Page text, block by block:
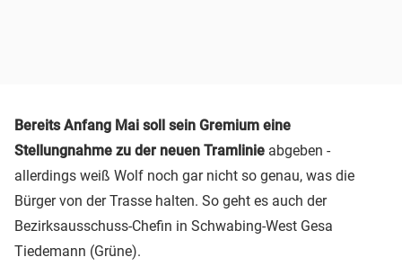
Bereits Anfang Mai soll sein Gremium eine
Stellungnahme zu der neuen Tramlinie abgeben -
allerdings weiß Wolf noch gar nicht so genau, was die
Bürger von der Trasse halten. So geht es auch der
Bezirksausschuss-Chefin in Schwabing-West Gesa
Tiedemann (Grüne).